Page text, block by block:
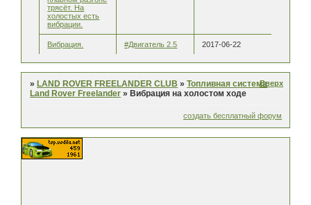
трясёт. На
холостых есть
вибрации.
Вибрация. #Двигатель 2.5 2017-06-22
» LAND ROVER FREELANDER CLUB »Топливная система
Land Rover Freelander » Вибрация на холостом ходе
Вверх
создать бесплатный форум